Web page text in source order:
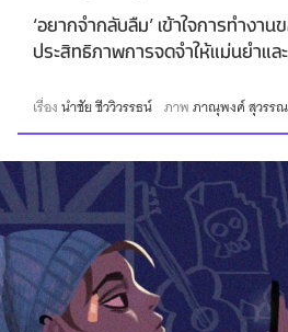
‘อยากจำกลับลืม’ เข้าใจการทำงาน
ประสิทธิภาพการจดจำให้แม่นยำแล
เรื่องนำชัย ชีววิวรรธน์ ภาพภาณุพงศ์ สุวรร